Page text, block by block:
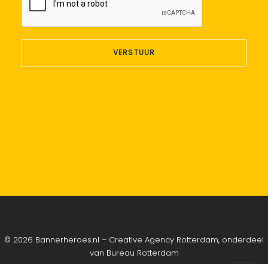
© 2026 Bannerheroes.nl – Creative Agency Rotterdam, onderdeel
van Bureau Rotterdam